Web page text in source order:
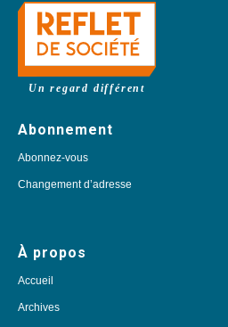
Un regard différent
Abonnement
Abonnez-vous
Changement d’adresse
À propos
Accueil
Archives